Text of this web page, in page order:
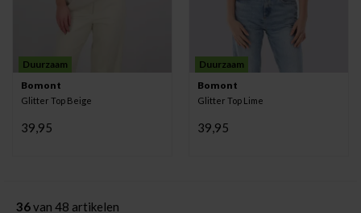
Duurzaam
Bomont
Glitter Top Beige
39,95
Duurzaam
Bomont
Glitter Top Lime
39,95
36van 48 artikelen